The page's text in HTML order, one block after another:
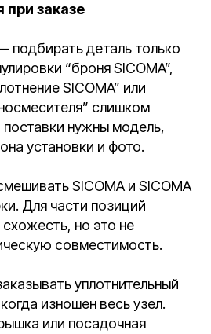
при заказе
подбирать деталь только
“броня SICOMA”,
SICOMA” или
слишком
нужны модель,
установки и фото.
SICOMA и SICOMA
Для части позиций
но это не
совместимость.
уплотнительный
изношен весь узел.
или посадочная